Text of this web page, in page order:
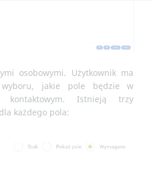
osobowymi. Użytkownik ma
wyboru, jakie pole będzie w
kontaktowym. Istnieją trzy
każdego pola: